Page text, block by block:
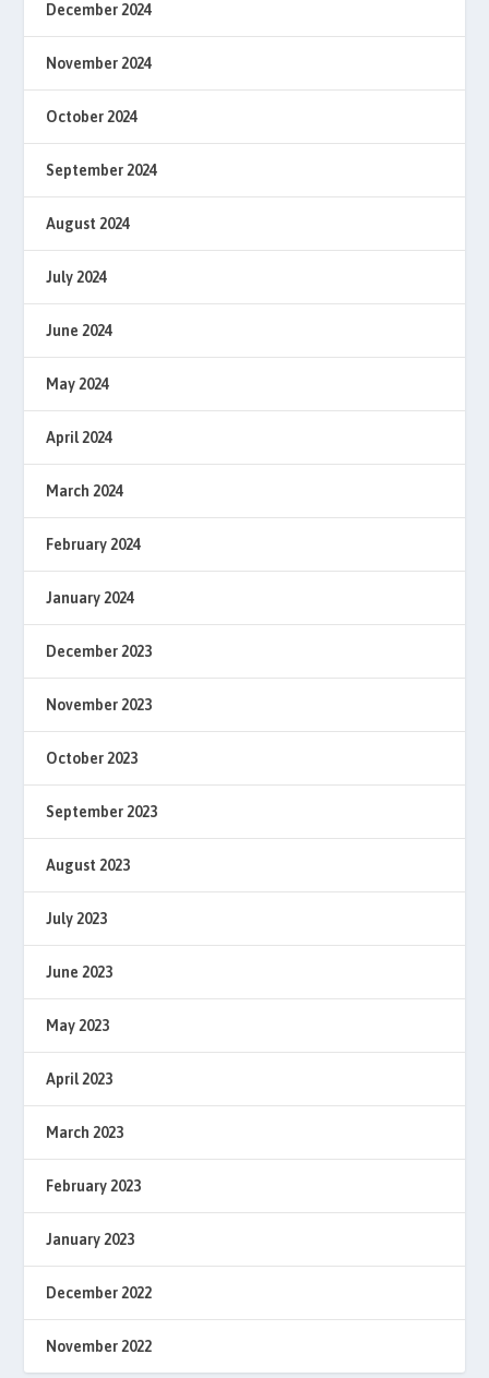
December 2024
November 2024
October 2024
September 2024
August 2024
July 2024
June 2024
May 2024
April 2024
March 2024
February 2024
January 2024
December 2023
November 2023
October 2023
September 2023
August 2023
July 2023
June 2023
May 2023
April 2023
March 2023
February 2023
January 2023
December 2022
November 2022